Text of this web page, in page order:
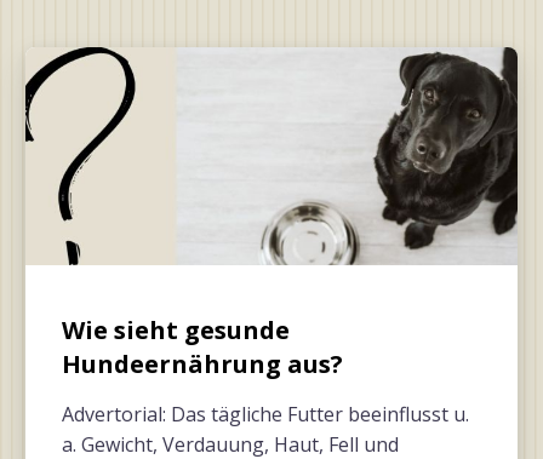
Wie sieht gesunde
Hundeernährung aus?
Advertorial: Das tägliche Futter beeinflusst u.
a. Gewicht, Verdauung, Haut, Fell und